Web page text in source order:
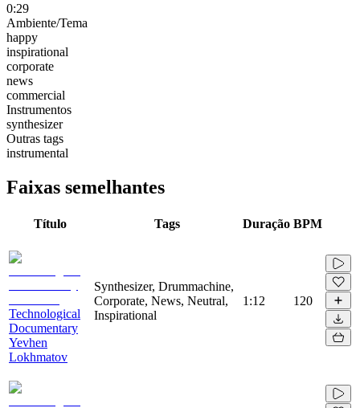
0:29
Ambiente/Tema
happy
inspirational
corporate
news
commercial
Instrumentos
synthesizer
Outras tags
instrumental
Faixas semelhantes
Título Tags Duração BPM
Technological
Documentary
Yevhen
Lokhmatov
Synthesizer, Drummachine,
Corporate, News, Neutral,
Inspirational
1:12 120